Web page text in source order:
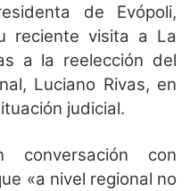
de Evópoli,
reciente visita a La
a la reelección del
Luciano Rivas, en
judicial.
conversación con
«a nivel regional no